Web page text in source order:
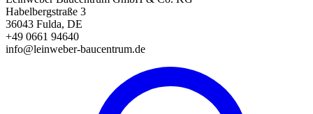
Habelbergstraße 3
36043 Fulda, DE
+49 0661 94640
info@leinweber-baucentrum.de